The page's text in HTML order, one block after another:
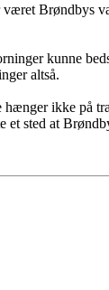
kunne
altså.
ikke på
et sted at